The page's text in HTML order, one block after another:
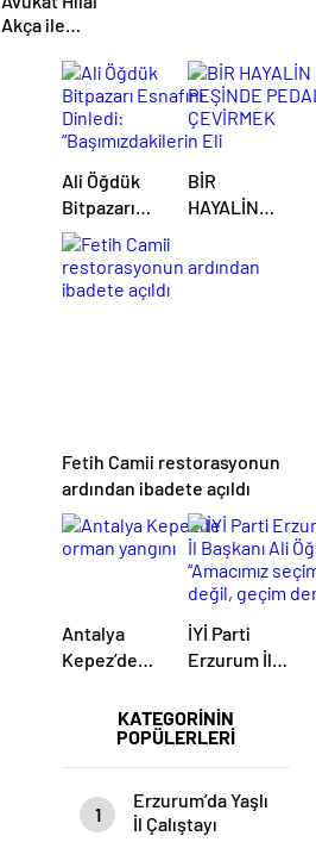
protokolü
imzalandı
Akça ile
Albayrak
dünya evine
KATEGORİNİN
POPÜLERLERİ
1
Erzurum’da Yaşlı
İl Çalıştayı
Ali Öğdük
Bitpazarı
Esnafını
Dinledi:
“Başımızdakilerin
BİR
HAYALİN
PEDAL
Fetih Camii restorasyonun
ardından ibadete açıldı
Antalya
Kepez’de
yangını
İYİ Parti
Erzurum İl
Öğdük,
“Amacımız
seçim değil,
geçim
derdi”